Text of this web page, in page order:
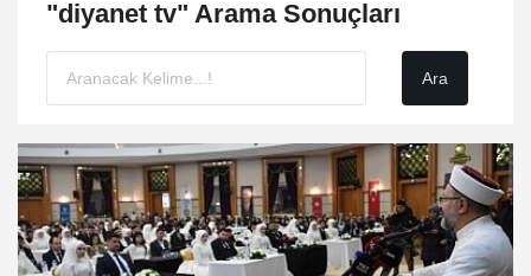
"diyanet tv" Arama Sonuçları